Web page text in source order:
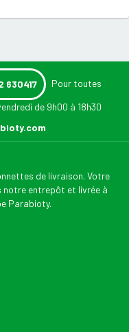
630417 Pour toutes
de 9h00 à 18h30
de livraison. Votre
notre entrepôt et livrée à
Parabioty.